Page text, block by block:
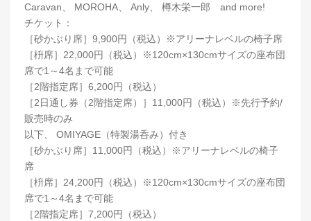
Caravan、 MOROHA、 Anly、 樽木栄一郎 and more!
チケット：
［砂かぶり席］9,900円（税込）※アリーナレベルの椅子席
［枡席］22,000円（税込）※120cm×130cmサイズの座布団
席で1～4名まで可能
［2階指定席］6,200円（税込）
［2日通し券（2階指定席）］11,000円（税込）※先行予約/
販売時のみ
以下、 OMIYAGE（特製湯呑み）付き
［砂かぶり席］11,000円（税込）※アリーナレベルの椅子
席
［枡席］24,200円（税込）※120cm×130cmサイズの座布団
席で1～4名まで可能
［2階指定席］7,200円（税込）